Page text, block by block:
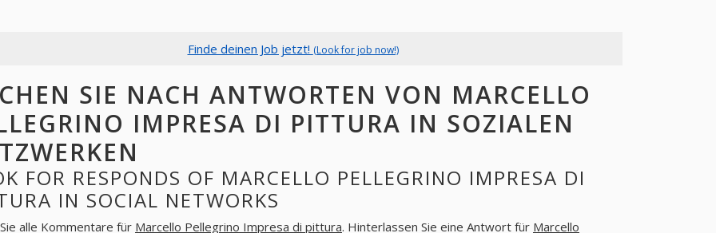
Finde deinen Job jetzt! (Look for job now!)
SIE NACH ANTWORTEN VON MARCELLO
IMPRESA DI PITTURA IN SOZIALEN
FOR RESPONDS OF MARCELLO PELLEGRINO IMPRESA DI
IN SOCIAL NETWORKS
alle Kommentare für Marcello Pellegrino Impresa di pittura. Hinterlassen Sie eine Antwort für Marcello